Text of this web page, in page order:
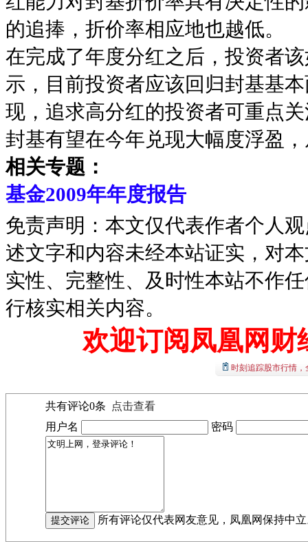
的追捧，折价率相应地也越低。
在完成了年度分红之后，投资者
示，目前投资者应该回归封基基
现，追求高分红的投资者可重点
封基有望在今年兑现大幅度浮盈
相关专题：
基金2009年年度报告
免责声明：本文仅代表作者个人
述文字和内容未经本站证实，对
实性、完整性、及时性本站不作
行核实相关内容。
欢迎订阅凤凰网财
时刻追踪股市行情
共有评论0条
点击查看
用户名
密码
所有评论仅代表网友意见，凤凰网保持中